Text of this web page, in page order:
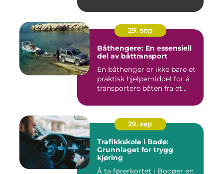
29. sep
Båthengere: En essensiell
del av båttransport
En båthenger er ikke bare et
praktisk hjelpemiddel for å
transportere båten fra et...
29. sep
Trafikkskole i Bodø:
Grunnlaget for trygg
kjøring
Å ta førerkortet i Bodøer en